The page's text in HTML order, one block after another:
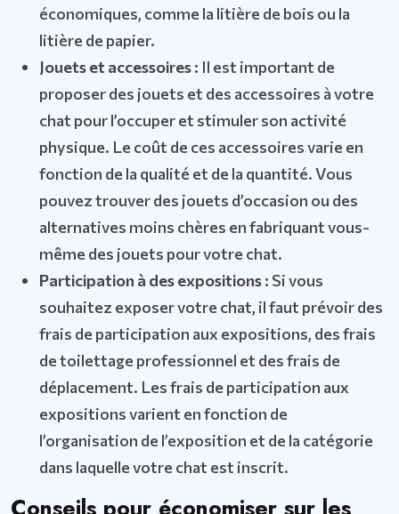
économiques, comme la litière de bois ou la
litière de papier.
Jouets et accessoires : Il est important de
proposer des jouets et des accessoires à votre
chat pour l’occuper et stimuler son activité
physique. Le coût de ces accessoires varie en
fonction de la qualité et de la quantité. Vous
pouvez trouver des jouets d’occasion ou des
alternatives moins chères en fabriquant vous-
même des jouets pour votre chat.
Participation à des expositions : Si vous
souhaitez exposer votre chat, il faut prévoir des
frais de participation aux expositions, des frais
de toilettage professionnel et des frais de
déplacement. Les frais de participation aux
expositions varient en fonction de
l’organisation de l’exposition et de la catégorie
dans laquelle votre chat est inscrit.